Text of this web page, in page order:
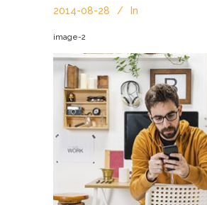
2014-08-28 In
image-2